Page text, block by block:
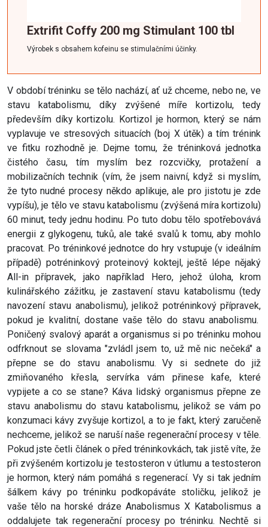
Extrifit Coffy 200 mg Stimulant 100 tbl
Výrobek s obsahem kofeinu se stimulačními účinky.
V období tréninku se tělo nachází, ať už chceme, nebo ne, ve
stavu katabolismu, díky zvýšené míře kortizolu, tedy
především díky kortizolu. Kortizol je hormon, který se nám
vyplavuje ve stresových situacích (boj X útěk) a tím trénink
ve fitku rozhodně je. Dejme tomu, že tréninková jednotka
čistého času, tím myslím bez rozcvičky, protažení a
mobilizačních technik (vím, že jsem naivní, když si myslím,
že tyto nudné procesy někdo aplikuje, ale pro jistotu je zde
vypíšu), je tělo ve stavu katabolismu (zvýšená míra kortizolu)
60 minut, tedy jednu hodinu. Po tuto dobu tělo spotřebovává
energii z glykogenu, tuků, ale také svalů k tomu, aby mohlo
pracovat. Po tréninkové jednotce do hry vstupuje (v ideálním
případě) potréninkový proteinový koktejl, ještě lépe nějaký
All-in přípravek, jako například Hero, jehož úloha, krom
kulinářského zážitku, je zastavení stavu katabolismu (tedy
navození stavu anabolismu), jelikož potréninkový přípravek,
pokud je kvalitní, dostane vaše tělo do stavu anabolismu.
Poničený svalový aparát a organismus si po tréninku mohou
odfrknout se slovama "zvládl jsem to, už mě nic nečeká" a
přepne se do stavu anabolismu. Vy si sednete do již
zmiňovaného křesla, servírka vám přinese kafe, které
vypijete a co se stane? Káva lidský organismus přepne ze
stavu anabolismu do stavu katabolismu, jelikož se vám po
konzumaci kávy zvyšuje kortizol, a to je fakt, který zaručeně
nechceme, jelikož se naruší naše regenerační procesy v těle.
Pokud jste četli článek o před tréninkovkách, tak jistě víte, že
při zvýšeném kortizolu je testosteron v útlumu a testosteron
je hormon, který nám pomáhá s regenerací. Vy si tak jedním
šálkem kávy po tréninku podkopáváte stoličku, jelikož je
vaše tělo na horské dráze Anabolismus X Katabolismus a
oddalujete tak regenerační procesy po tréninku. Nechtě si